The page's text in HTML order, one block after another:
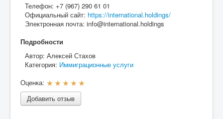
Спорт
Дом и быт
Разное
Контакты
Подробности
Автор: Алексей Стахов
Категория: Иммиграционные услуги
Оценка: Р
е
й
Добавить отзыв
Телефон: +7 (967) 290 61 01
Официальный сайт: https://international.holdings/
Электронная почта: info@international.holdings